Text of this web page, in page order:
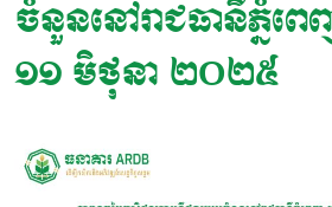
ចំនួននៅរាជធានីភ្នំពេ
១១ មិថុនា ២០២៥